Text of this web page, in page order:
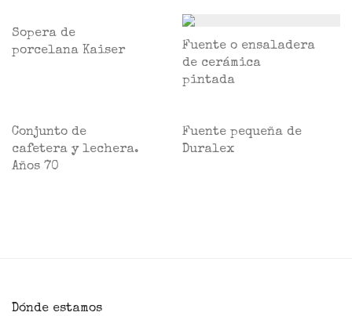
Sopera de
porcelana Kaiser
Fuente o ensaladera
de cerámica
pintada
Conjunto de
cafetera y lechera.
Años 70
Fuente pequeña de
Duralex
Dónde estamos